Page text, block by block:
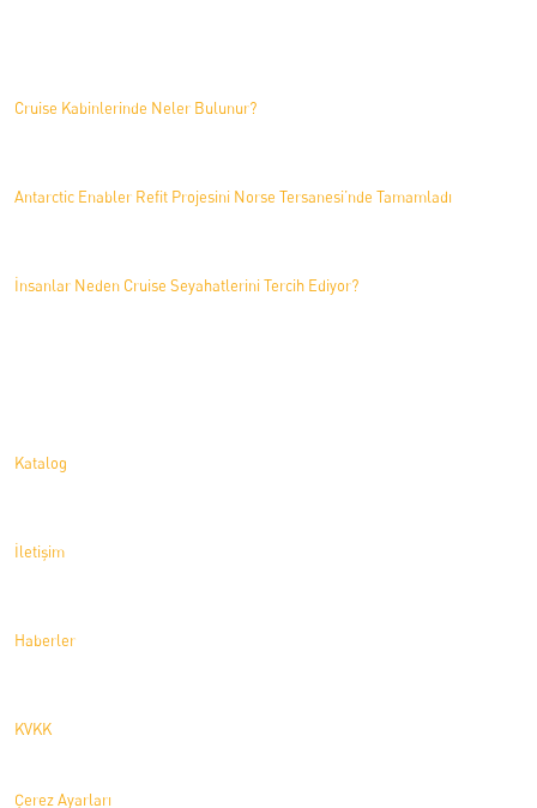
Cruise Kabinlerinde Neler Bulunur?
Antarctic Enabler Refit Projesini Norse Tersanesi’nde Tamamladı
İnsanlar Neden Cruise Seyahatlerini Tercih Ediyor?
Katalog
İletişim
Haberler
KVKK
Çerez Ayarları